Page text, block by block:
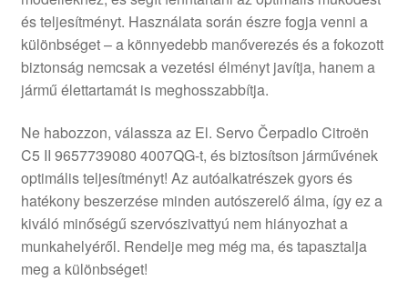
Saját fiókom
Szállítás
Szekér
és teljesítményt. Használata során észre fogja venni a
különbséget – a könnyedebb manőverezés és a fokozott
biztonság nemcsak a vezetési élményt javítja, hanem a
jármű élettartamát is meghosszabbítja.
Ne habozzon, válassza az El. Servo Čerpadlo Citroën
C5 II 9657739080 4007QG-t, és biztosítson járművének
optimális teljesítményt! Az autóalkatrészek gyors és
hatékony beszerzése minden autószerelő álma, így ez a
kiváló minőségű szervószivattyú nem hiányozhat a
munkahelyéről. Rendelje meg még ma, és tapasztalja
meg a különbséget!